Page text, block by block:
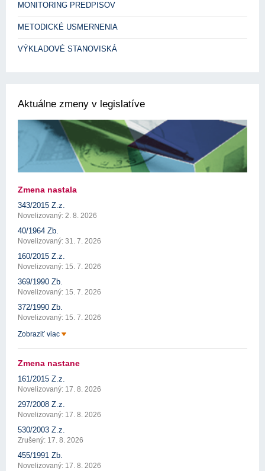
MONITORING PREDPISOV
METODICKÉ USMERNENIA
VÝKLADOVÉ STANOVISKÁ
Aktuálne zmeny v legislatíve
Zmena nastala
343/2015 Z.z.
Novelizovaný: 2. 8. 2026
40/1964 Zb.
Novelizovaný: 31. 7. 2026
160/2015 Z.z.
Novelizovaný: 15. 7. 2026
369/1990 Zb.
Novelizovaný: 15. 7. 2026
372/1990 Zb.
Novelizovaný: 15. 7. 2026
Zobraziť viac
Zmena nastane
161/2015 Z.z.
Novelizovaný: 17. 8. 2026
297/2008 Z.z.
Novelizovaný: 17. 8. 2026
530/2003 Z.z.
Zrušený: 17. 8. 2026
455/1991 Zb.
Novelizovaný: 17. 8. 2026